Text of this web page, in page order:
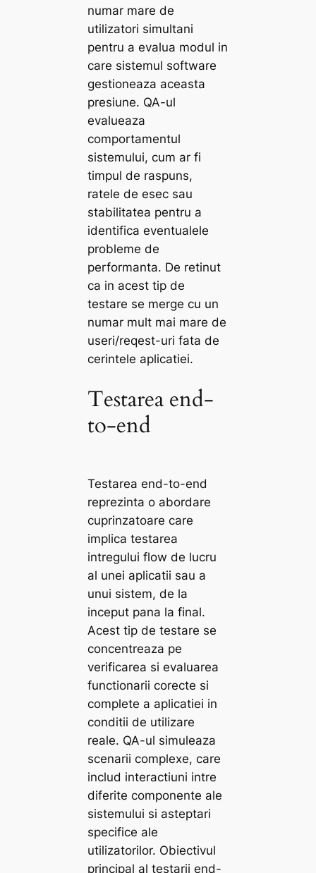
numar mare de
utilizatori simultani
pentru a evalua modul in
care sistemul software
gestioneaza aceasta
presiune. QA-ul
evalueaza
comportamentul
sistemului, cum ar fi
timpul de raspuns,
ratele de esec sau
stabilitatea pentru a
identifica eventualele
probleme de
performanta. De retinut
ca in acest tip de
testare se merge cu un
numar mult mai mare de
useri/reqest-uri fata de
cerintele aplicatiei.
Testarea end-
to-end
Testarea end-to-end
reprezinta o abordare
cuprinzatoare care
implica testarea
intregului flow de lucru
al unei aplicatii sau a
unui sistem, de la
inceput pana la final.
Acest tip de testare se
concentreaza pe
verificarea si evaluarea
functionarii corecte si
complete a aplicatiei in
conditii de utilizare
reale. QA-ul simuleaza
scenarii complexe, care
includ interactiuni intre
diferite componente ale
sistemului si asteptari
specifice ale
utilizatorilor. Obiectivul
principal al testarii end-